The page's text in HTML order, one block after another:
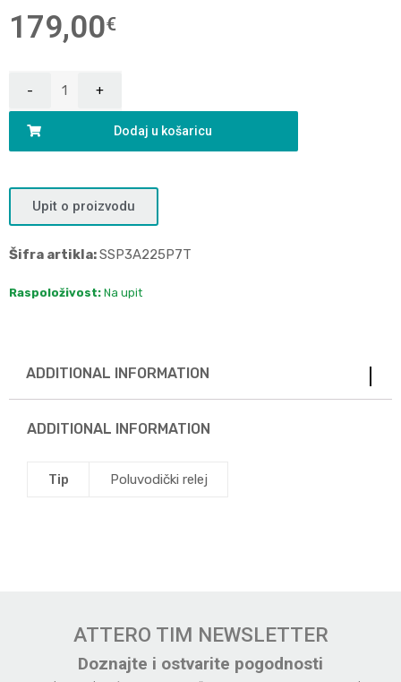
179,00€
Dodaj u košaricu
Upit o proizvodu
Šifra artikla:SSP3A225P7T
Raspoloživost: Na upit
ADDITIONAL INFORMATION
ADDITIONAL INFORMATION
Tip Poluvodički relej
ATTERO TIM NEWSLETTER
Doznajte i ostvarite pogodnosti